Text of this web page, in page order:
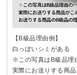
【B級品理由例】
白っぽいシミがある
※この写真はB級品理
実際にお送りする商